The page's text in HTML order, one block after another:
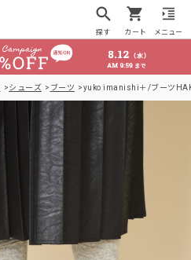
探す カート メニュー
シューズ ブーツ yuko imanishi＋/ブーツ